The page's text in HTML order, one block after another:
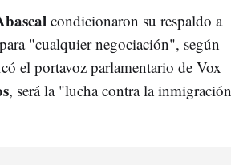
condicionaron su respaldo a
"cualquier negociación", según
el portavoz parlamentario de Vox
, será la "lucha contra la inmigración